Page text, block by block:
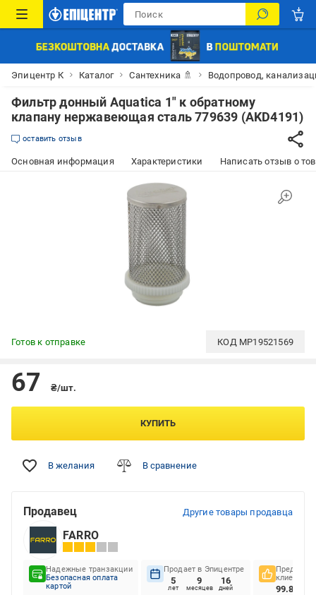
Эпицентр К Каталог Сантехника 🚿 Водопровод,
Фильтр донный Aquatica 1" к обратному
клапану нержавеющая сталь 779639 (AKD4191)
оставить отзыв
Основная информация Характеристики Написать отзыв о
Готов к отправке КОД MP19521569
67 ₴/шт.
КУПИТЬ
В желания В сравнение
Продавец Другие товары продавца
FARRO
Надежные транзакции
Безопасная оплата
картой
Продает в Эпицентре
5
лет
9
месяцев
16
дней
клиентов
99.86%